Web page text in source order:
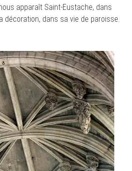
apparaît Saint-Eustache, dans
décoration, dans sa vie de paroisse.